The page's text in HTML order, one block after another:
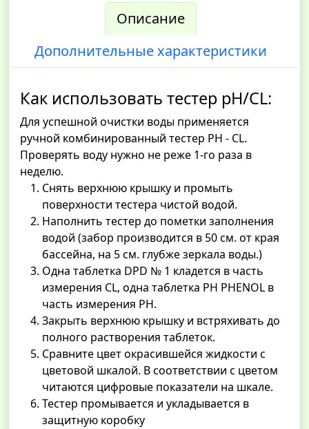
Описание
Дополнительные характеристики
Как использовать тестер pH/CL:
Для успешной очистки воды применяется
ручной комбинированный тестер РН - CL.
Проверять воду нужно не реже 1-го раза в
неделю.
Снять верхнюю крышку и промыть
поверхности тестера чистой водой.
Наполнить тестер до пометки заполнения
водой (забор производится в 50 см. от края
бассейна, на 5 см. глубже зеркала воды.)
Одна таблетка DPD № 1 кладется в часть
измерения CL, одна таблетка РН PHENOL в
часть измерения РН.
Закрыть верхнюю крышку и встряхивать до
полного растворения таблеток.
Сравните цвет окрасившейся жидкости с
цветовой шкалой. В соответствии с цветом
читаются цифровые показатели на шкале.
Тестер промывается и укладывается в
защитную коробку